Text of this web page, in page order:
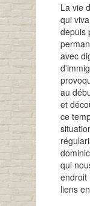
La vie
qui
depuis
avec
au
et
ce
qui
endroit
liens